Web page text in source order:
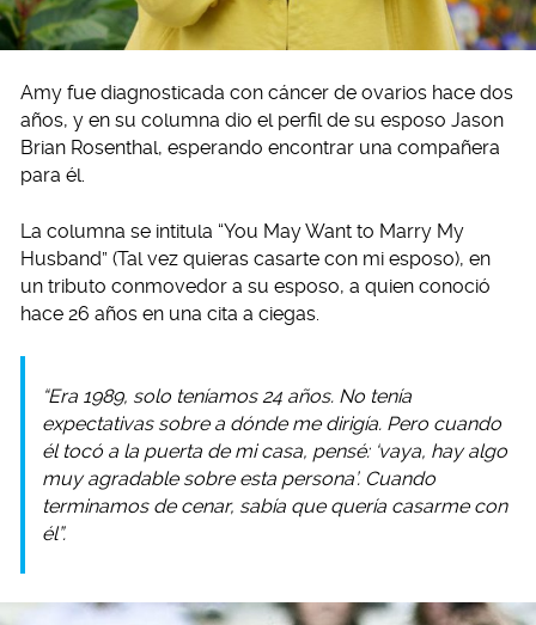
Amy fue diagnosticada con cáncer de ovarios hace dos
años, y en su columna dio el perfil de su esposo Jason
Brian Rosenthal, esperando encontrar una compañera
para él.
La columna se intitula “You May Want to Marry My
Husband” (Tal vez quieras casarte con mi esposo), en
un tributo conmovedor a su esposo, a quien conoció
hace 26 años en una cita a ciegas.
“Era 1989, solo teníamos 24 años. No tenía
expectativas sobre a dónde me dirigía. Pero cuando
él tocó a la puerta de mi casa, pensé: ‘vaya, hay algo
muy agradable sobre esta persona’. Cuando
terminamos de cenar, sabía que quería casarme con
él”.